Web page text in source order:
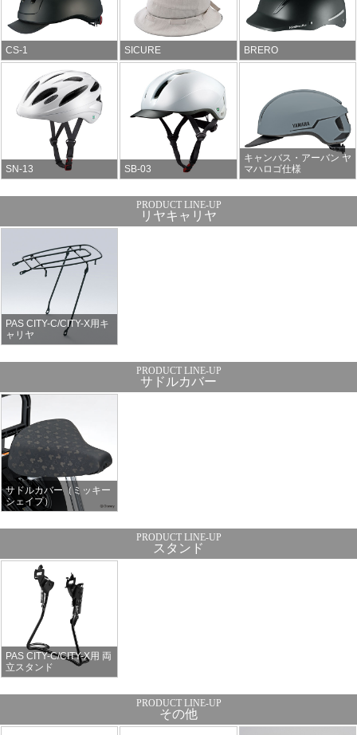
CS-1 SICURE BRERO
SN-13 SB-03
キャンバス・アーバン ヤ
マハロゴ仕様
リヤキャリヤ
PAS CITY-C/CITY-X用キ
ャリヤ
サドルカバー
サドルカバー（ミッキー
シェイプ）
スタンド
PAS CITY-C/CITY-X用 両
立スタンド
その他